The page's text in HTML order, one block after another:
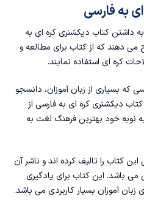
داشتن کتاب دیکشنری کره ای به
می دهند که از کتاب برای مطالعه و
کره ای استفاده نمایند.
که بسیاری از زبان آموزان، دانسجو
دیکشنری کره ای به فارسی از
نوبه خود بهترین فرهنگ لغت به
کتاب را تالیف کرده اند و ناشر آن
می باشد. این کتاب برای یادگیری
آموزان بسیار کاربردی می باشد.